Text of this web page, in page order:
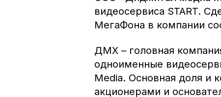
видеосервиса START.
МегаФона в компании
ДМХ – головная
одноименные
Media. Основная доля и
акционерами и